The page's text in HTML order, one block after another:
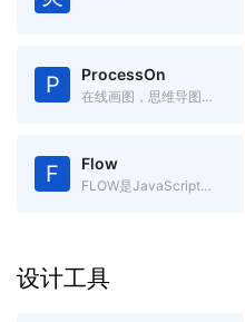
P ProcessOn
在线画图，思维导图、流程图、架构图等
F Flow
FLOW是JavaScript的静态类型检查器
设计工具